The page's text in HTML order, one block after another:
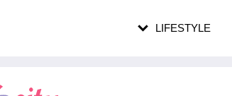
LIFESTYLE